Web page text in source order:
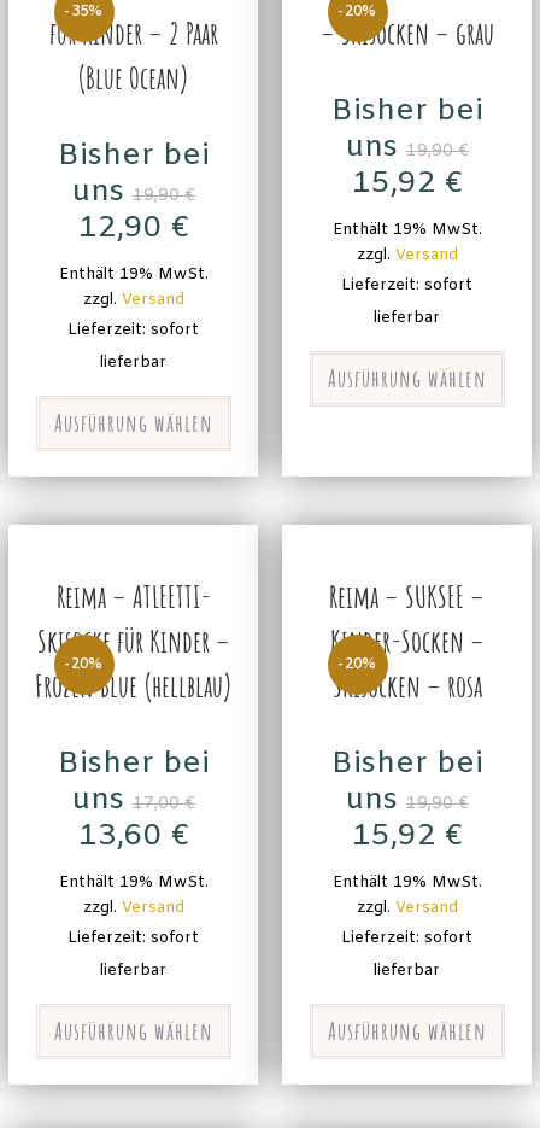
-35%
für Kinder – 2 Paar
(Blue Ocean)
Bisher bei
uns 19,90€
12,90 €
Enthält 19% MwSt.
zzgl. Versand
Lieferzeit: sofort
lieferbar
Ausführung wählen
-20%
– Skisocken – grau
Bisher bei
uns 19,90€
15,92 €
Enthält 19% MwSt.
zzgl. Versand
Lieferzeit: sofort
lieferbar
Ausführung wählen
-20%
Reima – ATLEETTI-
Skisocke für Kinder –
Frozen Blue (hellblau)
Bisher bei
uns 17,00€
13,60 €
Enthält 19% MwSt.
zzgl. Versand
Lieferzeit: sofort
lieferbar
Ausführung wählen
-20%
Reima – SUKSEE –
Kinder-Socken –
Skisocken – rosa
Bisher bei
uns 19,90€
15,92 €
Enthält 19% MwSt.
zzgl. Versand
Lieferzeit: sofort
lieferbar
Ausführung wählen